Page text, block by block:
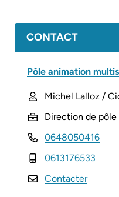
CONTACT
Pôle animation
Michel Lalloz /
Direction de pôle
0648050416
0613176533
Contacter